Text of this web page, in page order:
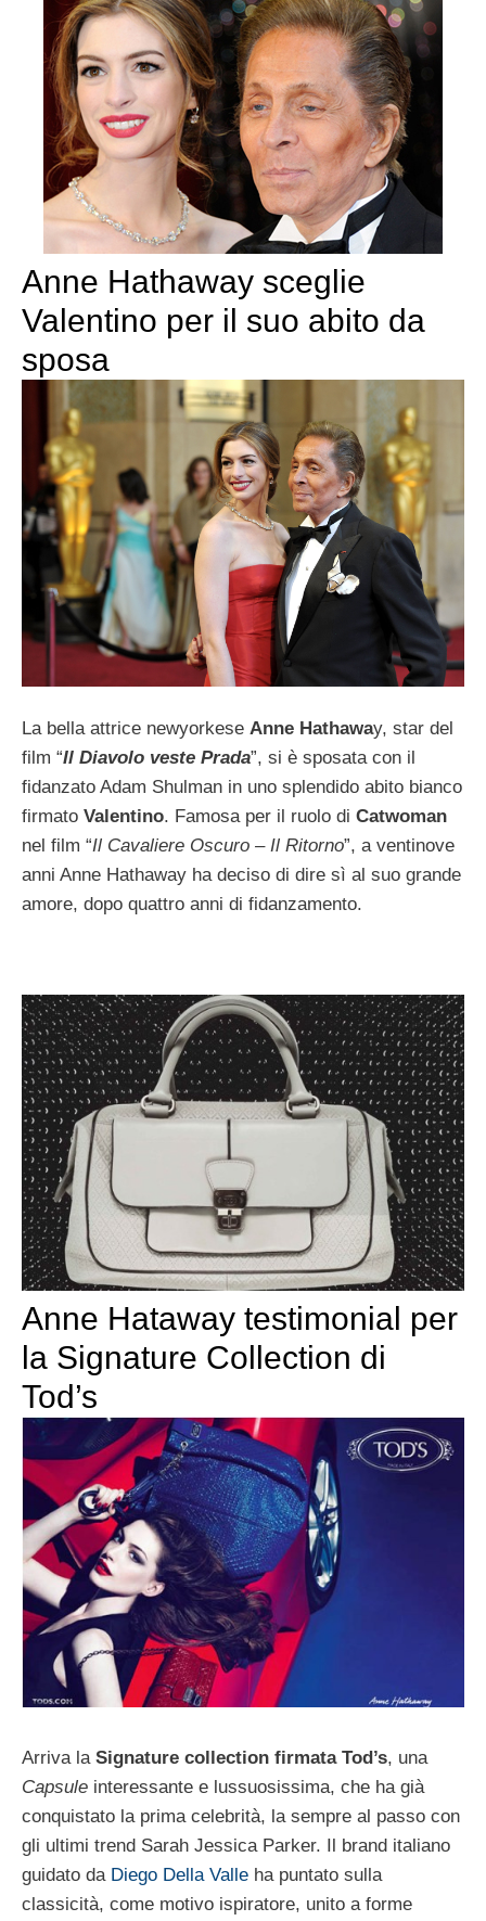
Anne Hathaway sceglie
Valentino per il suo abito da
sposa
La bella attrice newyorkese Anne Hathaway, star del
film “Il Diavolo veste Prada”, si è sposata con il
fidanzato Adam Shulman in uno splendido abito bianco
firmato Valentino. Famosa per il ruolo di Catwoman
nel film “Il Cavaliere Oscuro – Il Ritorno”, a ventinove
anni Anne Hathaway ha deciso di dire sì al suo grande
amore, dopo quattro anni di fidanzamento.
Anne Hataway testimonial per
la Signature Collection di
Tod’s
Arriva la Signature collection firmata Tod’s, una
Capsule interessante e lussuosissima, che ha già
conquistato la prima celebrità, la sempre al passo con
gli ultimi trend Sarah Jessica Parker. Il brand italiano
guidato da Diego Della Valle ha puntato sulla
classicità, come motivo ispiratore, unito a forme